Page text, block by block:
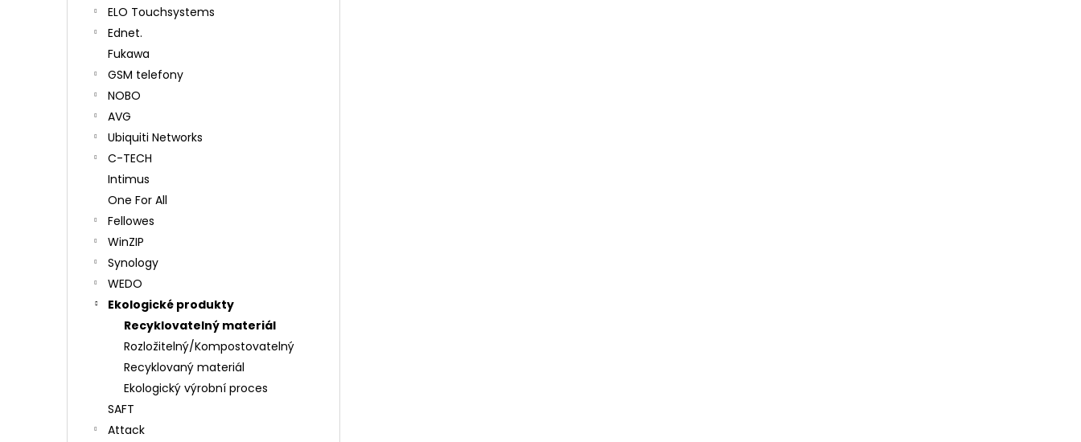
ELO Touchsystems
Ednet.
Fukawa
GSM telefony
NOBO
AVG
Ubiquiti Networks
C-TECH
Intimus
One For All
Fellowes
WinZIP
Synology
WEDO
Ekologické produkty
Recyklovatelný materiál
Rozložitelný/Kompostovatelný
Recyklovaný materiál
Ekologický výrobní proces
SAFT
Attack